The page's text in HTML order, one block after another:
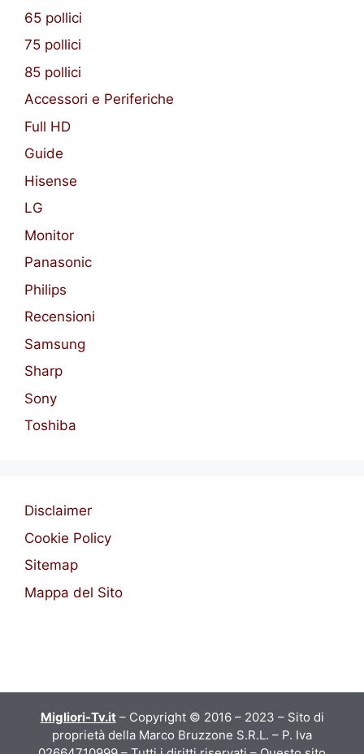
65 pollici
75 pollici
85 pollici
Accessori e Periferiche
Full HD
Guide
Hisense
LG
Monitor
Panasonic
Philips
Recensioni
Samsung
Sharp
Sony
Toshiba
Disclaimer
Cookie Policy
Sitemap
Mappa del Sito
Migliori-Tv.it– Copyright © 2016 – 2023 – Sito di
proprietà della Marco Bruzzone S.R.L. – P. Iva